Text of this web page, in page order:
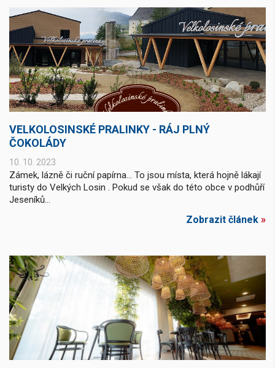
VELKOLOSINSKÉ PRALINKY - RÁJ PLNÝ
ČOKOLÁDY
10. 10. 2023
Zámek, lázně či ruční papírna… To jsou místa, která hojně lákají
turisty do Velkých Losin . Pokud se však do této obce v podhůří
Jeseníků...
Zobrazit článek »